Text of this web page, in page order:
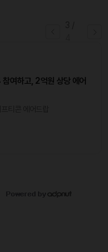
하고, 2억원 상당 에어